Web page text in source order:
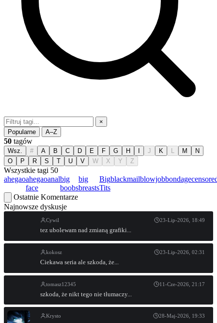
×
Popularne
A–Z
50 tagów
Wsz. # A B C D E F G H J K L M
N
O
P R S T U V W X Y Z
Wszystkie tagi 50
ahegaoahegao
face
analbig
boobs
big
breasts
Big
Tits
blackmailblowjobbondage
Ostatnie Komentarze
Najnowsze dyskusje
Cywil 23-Lip-2026, 18:49
tez ubolewam nad zmianą grafiki...
kokosz 23-Lip-2026, 02:31
Ciekawa seria ale szkoda, że...
tomasz12345 11-Cze-2026, 21:17
szkoda, że nikt tego nie tłumaczy...
Krysto 28-Maj-2026, 19:33